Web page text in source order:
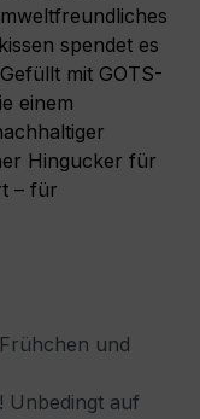
spendet es
mit GOTS-
einem
Hingucker für
– für
und
Unbedingt auf